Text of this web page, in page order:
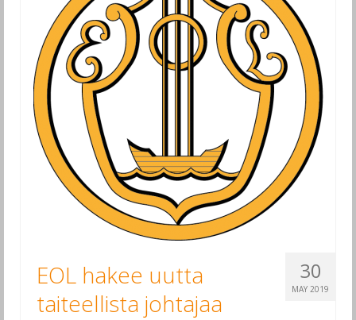
30
MAY 2019
EOL hakee uutta
taiteellista johtajaa